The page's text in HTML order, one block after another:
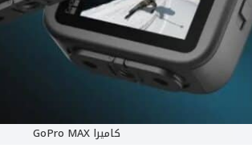
كاميرا GoPro MAX